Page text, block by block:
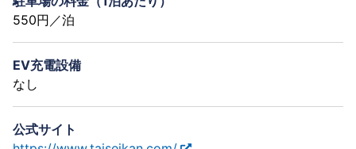
550円／泊
EV充電設備
なし
公式サイト